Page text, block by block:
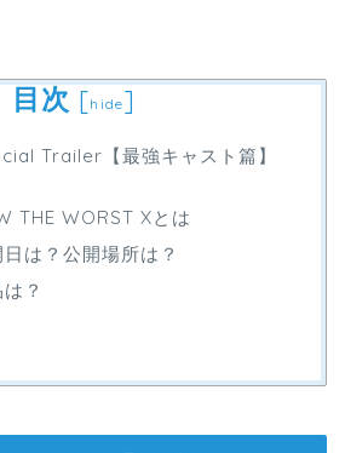
目次 [hide]
Trailer【最強キャスト篇】
THE WORST Xとは
は？公開場所は？
？